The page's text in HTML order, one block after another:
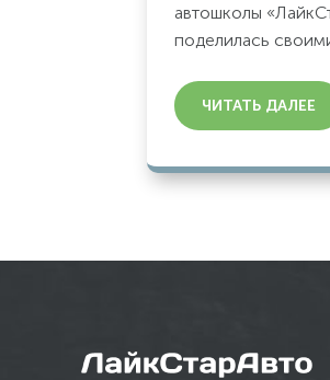
автошколы
поделилась
ЧИТАТЬ ДАЛЕЕ